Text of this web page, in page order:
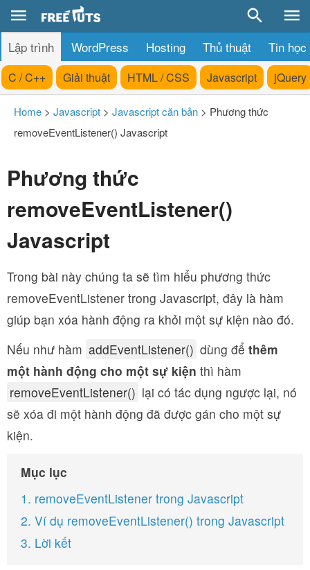
Lập trình WordPress Hosting Thủ thuật Tin học
C / C++ Giải thuật HTML / CSS Javascript jQuery
Home > Javascript > Javascript căn bản > Phương thức
removeEventListener() Javascript
Phương thức
removeEventListener()
Javascript
Trong bài này chúng ta sẽ tìm hiểu phương thức
removeEventListener trong Javascript, đây là hàm
giúp bạn xóa hành động ra khỏi một sự kiện nào đó.
Nếu như hàm addEventListener() dùng để thêm
một hành động cho một sự kiện thì hàm
removeEventListener() lại có tác dụng ngược lại, nó
sẽ xóa đi một hành động đã được gán cho một sự
kiện.
Mục lục
1. removeEventListener trong Javascript
2. Ví dụ removeEventListener() trong Javascript
3. Lời kết